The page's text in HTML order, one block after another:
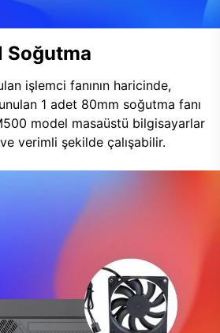
Soğutma
işlemci fanının haricinde,
1 adet 80mm soğutma fanı
model masaüstü bilgisayarlar
verimli şekilde çalışabilir.